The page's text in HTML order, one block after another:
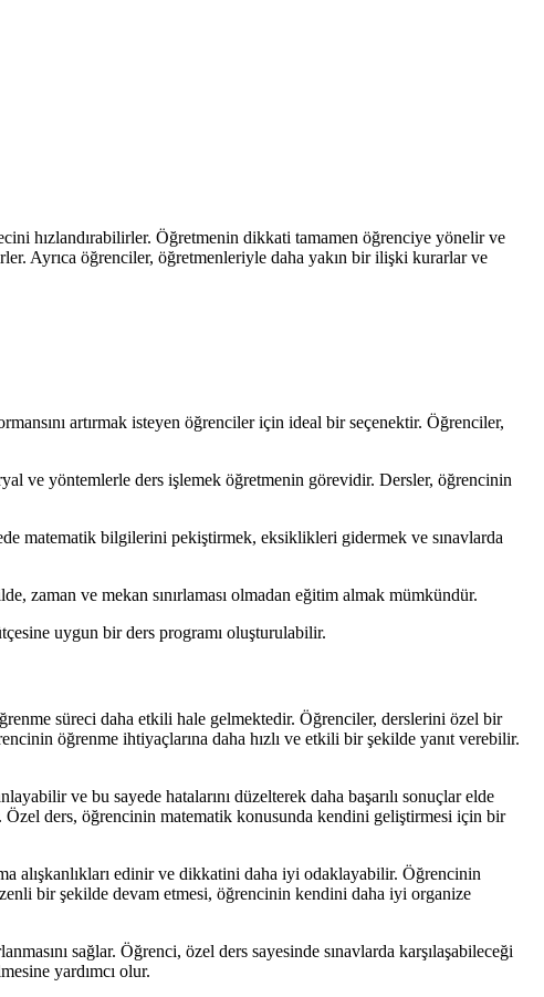
hızlandırabilirler. Öğretmenin dikkati tamamen öğrenciye yönelir ve
Ayrıca öğrenciler, öğretmenleriyle daha yakın bir ilişki kurarlar ve
artırmak isteyen öğrenciler için ideal bir seçenektir. Öğrenciler,
ve yöntemlerle ders işlemek öğretmenin görevidir. Dersler, öğrencinin
matematik bilgilerini pekiştirmek, eksiklikleri gidermek ve sınavlarda
zaman ve mekan sınırlaması olmadan eğitim almak mümkündür.
uygun bir ders programı oluşturulabilir.
süreci daha etkili hale gelmektedir. Öğrenciler, derslerini özel bir
öğrenme ihtiyaçlarına daha hızlı ve etkili bir şekilde yanıt verebilir.
ve bu sayede hatalarını düzelterek daha başarılı sonuçlar elde
Özel ders, öğrencinin matematik konusunda kendini geliştirmesi için bir
alışkanlıkları edinir ve dikkatini daha iyi odaklayabilir. Öğrencinin
bir şekilde devam etmesi, öğrencinin kendini daha iyi organize
sağlar. Öğrenci, özel ders sayesinde sınavlarda karşılaşabileceği
yardımcı olur.